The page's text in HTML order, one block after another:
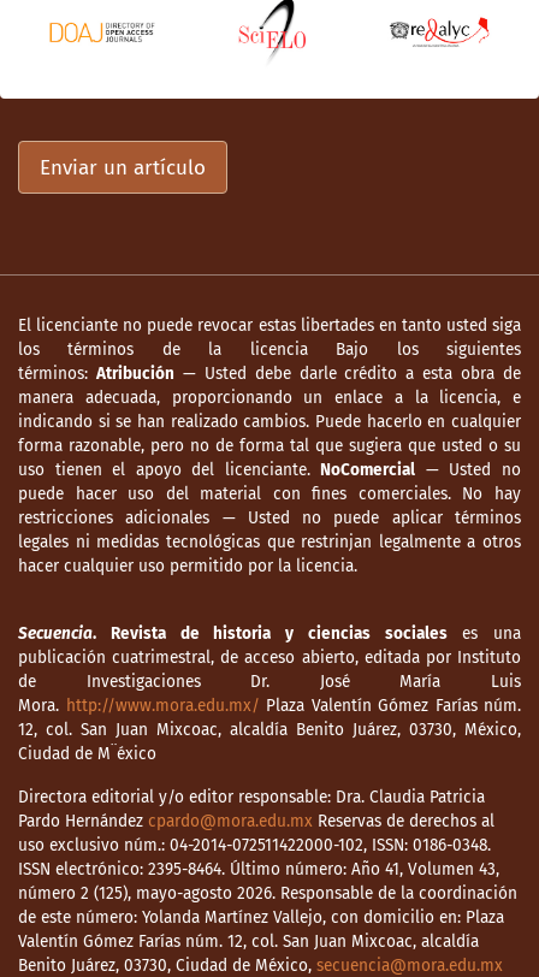
Enviar un artículo
El licenciante no puede revocar estas libertades en tanto usted siga
los términos de la licencia Bajo los siguientes
términos: Atribución — Usted debe darle crédito a esta obra de
manera adecuada, proporcionando un enlace a la licencia, e
indicando si se han realizado cambios. Puede hacerlo en cualquier
forma razonable, pero no de forma tal que sugiera que usted o su
uso tienen el apoyo del licenciante.NoComercial — Usted no
puede hacer uso del material con fines comerciales. No hay
restricciones adicionales — Usted no puede aplicar términos
legales ni medidas tecnológicas que restrinjan legalmente a otros
hacer cualquier uso permitido por la licencia.
Secuencia. Revista de historia y ciencias socialeses una
publicación cuatrimestral, de acceso abierto, editada por Instituto
de Investigaciones Dr. José María Luis
Mora. http://www.mora.edu.mx/ Plaza Valentín Gómez Farías núm.
12, col. San Juan Mixcoac, alcaldía Benito Juárez, 03730, México,
Ciudad de M¨éxico
Directora editorial y/o editor responsable: Dra. Claudia Patricia
Pardo Hernández cpardo@mora.edu.mx Reservas de derechos al
uso exclusivo núm.: 04-2014-072511422000-102, ISSN: 0186-0348.
ISSN electrónico: 2395-8464. Último número: Año 41, Volumen 43,
número 2 (125), mayo-agosto 2026. Responsable de la coordinación
de este número: Yolanda Martínez Vallejo, con domicilio en: Plaza
Valentín Gómez Farías núm. 12, col. San Juan Mixcoac, alcaldía
Benito Juárez, 03730, Ciudad de México, secuencia@mora.edu.mx